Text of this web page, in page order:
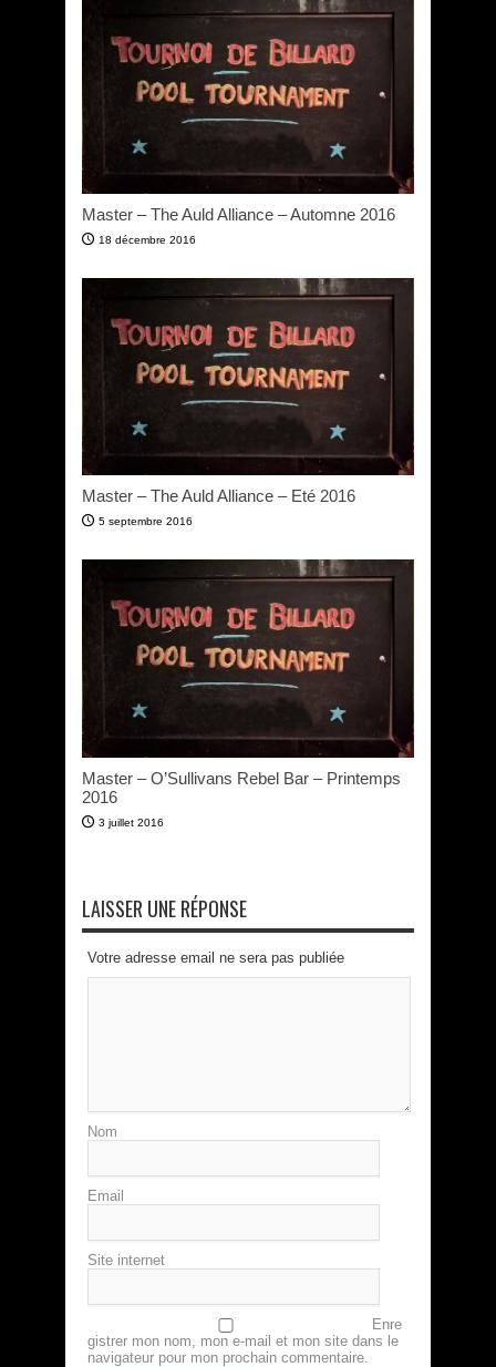
Master – The Auld Alliance – Automne 2016
18 décembre 2016
Master – The Auld Alliance – Eté 2016
5 septembre 2016
Master – O’Sullivans Rebel Bar – Printemps
2016
3 juillet 2016
LAISSER UNE RÉPONSE
Votre adresse email ne sera pas publiée
Nom
Email
Site internet
Enre
gistrer mon nom, mon e-mail et mon site dans le
navigateur pour mon prochain commentaire.